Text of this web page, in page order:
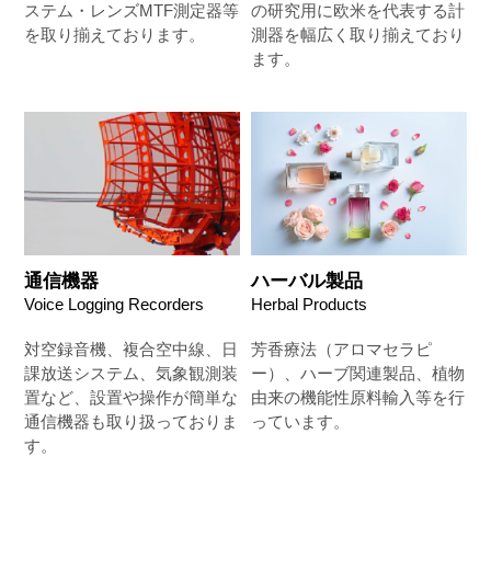
ステム・レンズMTF測定器等
を取り揃えております。
の研究用に欧米を代表する計
測器を幅広く取り揃えており
ます。
通信機器
Voice Logging Recorders
対空録音機、複合空中線、日
課放送システム、気象観測装
置など、設置や操作が簡単な
通信機器も取り扱っておりま
す。
ハーバル製品
Herbal Products
芳香療法（アロマセラピ
ー）、ハーブ関連製品、植物
由来の機能性原料輸入等を行
っています。